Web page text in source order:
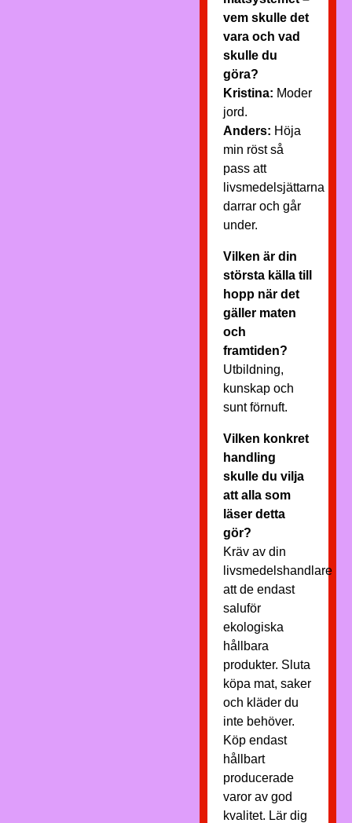
vem skulle det
vara och vad
skulle du
göra?
Kristina: Moder
jord.
Anders: Höja
min röst så
pass att
livsmedelsjättarna
darrar och går
under.
Vilken är din
största källa till
hopp när det
gäller maten
och
framtiden?
Utbildning,
kunskap och
sunt förnuft.
Vilken konkret
handling
skulle du vilja
att alla som
läser detta
gör?
Kräv av din
livsmedelshandlare
att de endast
saluför
ekologiska
hållbara
produkter. Sluta
köpa mat, saker
och kläder du
inte behöver.
Köp endast
hållbart
producerade
varor av god
kvalitet. Lär dig